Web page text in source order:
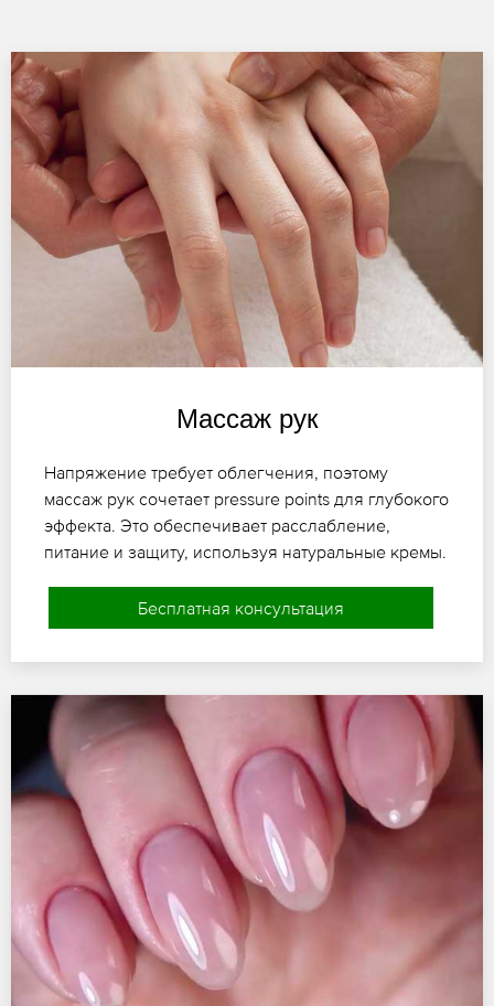
Массаж рук
Напряжение требует облегчения, поэтому
массаж рук сочетает pressure points для глубокого
эффекта. Это обеспечивает расслабление,
питание и защиту, используя натуральные кремы.
Бесплатная консультация